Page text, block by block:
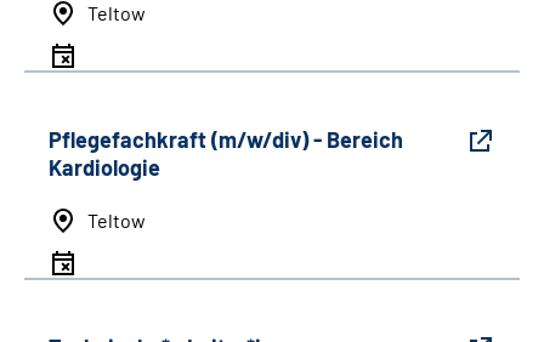
Teltow
Pflegefachkraft (m/w/div) - Bereich
Kardiologie
Teltow